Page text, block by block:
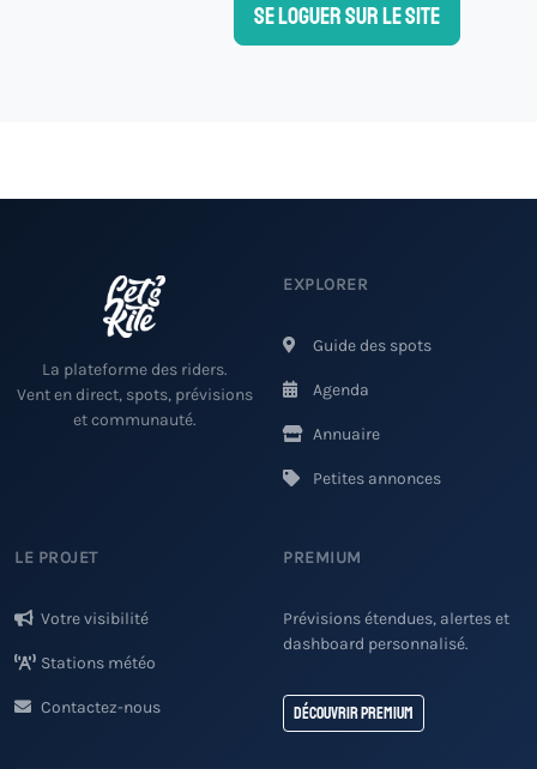
Se loguer sur le site
La plateforme des riders.
Vent en direct, spots, prévisions
et communauté.
EXPLORER
Guide des spots
Agenda
Annuaire
Petites annonces
LE PROJET
Votre visibilité
Stations météo
Contactez-nous
PREMIUM
Prévisions étendues, alertes et
dashboard personnalisé.
Découvrir Premium